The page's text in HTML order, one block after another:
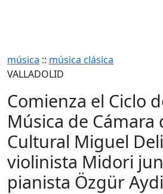
música :: música clásica
VALLADOLID
Comienza el Ciclo
Música de Cámara
Cultural Miguel
violinista Midori
pianista Özgür